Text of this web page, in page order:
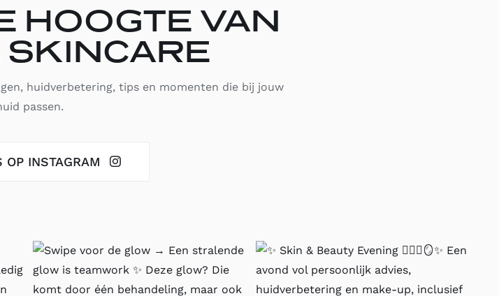
HOOGTE VAN
huidverbetering, tips en momenten die bij jouw
passen.
OP INSTAGRAM